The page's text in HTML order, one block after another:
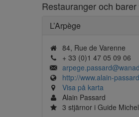
Restauranger och
L’Arpège
84, Rue de Varenne
+ 33 (0)1 47 05 09 06
http://www.alain-
Visa på karta
Alain Passard
3 stjärnor i Guide